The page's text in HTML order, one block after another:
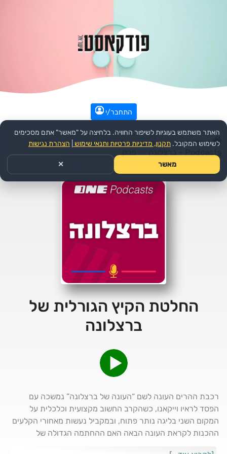
התחבר/י
עמוד הבית >> ספורט >> כדורגל >>הפודקאסט: ONE
החלטת הקיץ הגורלית של
ברצלונה
רכבת ההרים העונה לשם “העונה של ברצלונה” נמשכה עם
הפסד לראיו וייקאנו, כשהקרב החשוב מקצועית וכלכלית על
המקום השני בליגה נותר פתוח, ובמקביל נעשות מאחורי הקלעים
ההכנות לקראת העונה הבאה האם ההחתמה הגדולה של
האתר משתמש בעוגיות לשיפור החוויה. בלחיצה על "מאשר" אתם מסכימים
לשימוש המקובל. תקנון, מדיניות פרטיות ותנאי שימוש הצהרת נגישות
מאשר ✕